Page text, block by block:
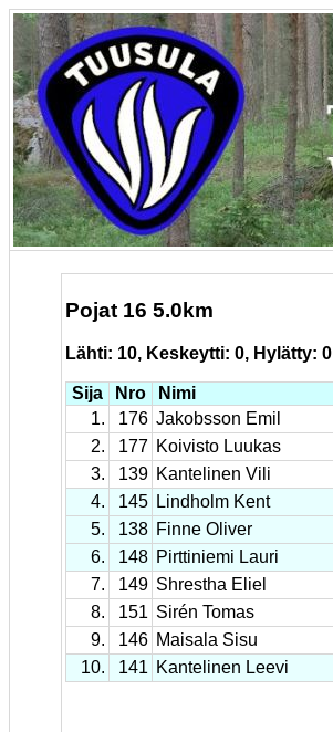
Pojat 16 5.0km
Lähti: 10, Keskeytti: 0, Hylätty: 0
Sija Nro Nimi
1.
176 Jakobsson Emil
2.
177 Koivisto Luukas
3.
139 Kantelinen Vili
4.
145 Lindholm Kent
5.
138 Finne Oliver
6.
148 Pirttiniemi Lauri
7.
149 Shrestha Eliel
8.
151 Sirén Tomas
9.
146 Maisala Sisu
10.
141 Kantelinen Leevi